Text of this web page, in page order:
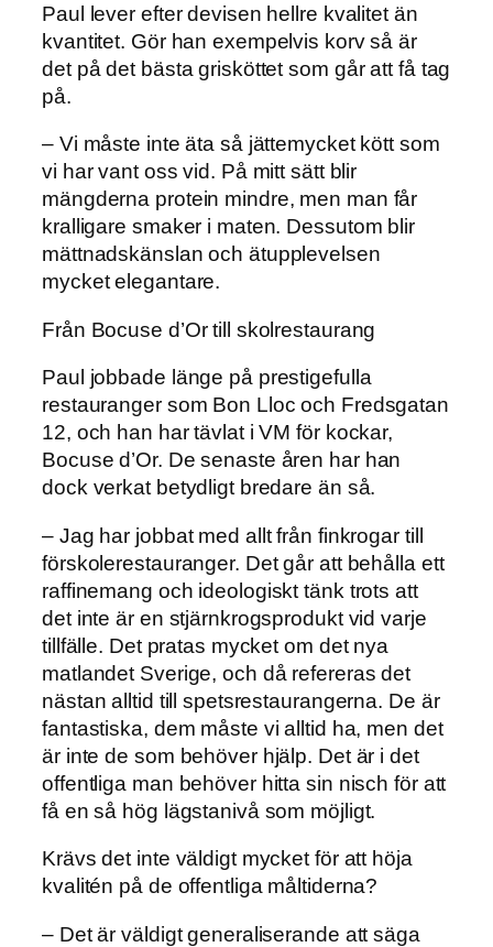
Paul lever efter devisen hellre kvalitet än
kvantitet. Gör han exempelvis korv så är
det på det bästa grisköttet som går att få tag
på.
– Vi måste inte äta så jättemycket kött som
vi har vant oss vid. På mitt sätt blir
mängderna protein mindre, men man får
kralligare smaker i maten. Dessutom blir
mättnadskänslan och ätupplevelsen
mycket elegantare.
Från Bocuse d’Or till skolrestaurang
Paul jobbade länge på prestigefulla
restauranger som Bon Lloc och Fredsgatan
12, och han har tävlat i VM för kockar,
Bocuse d’Or. De senaste åren har han
dock verkat betydligt bredare än så.
– Jag har jobbat med allt från finkrogar till
förskolerestauranger. Det går att behålla ett
raffinemang och ideologiskt tänk trots att
det inte är en stjärnkrogsprodukt vid varje
tillfälle. Det pratas mycket om det nya
matlandet Sverige, och då refereras det
nästan alltid till spetsrestaurangerna. De är
fantastiska, dem måste vi alltid ha, men det
är inte de som behöver hjälp. Det är i det
offentliga man behöver hitta sin nisch för att
få en så hög lägstanivå som möjligt.
Krävs det inte väldigt mycket för att höja
kvalitén på de offentliga måltiderna?
– Det är väldigt generaliserande att säga